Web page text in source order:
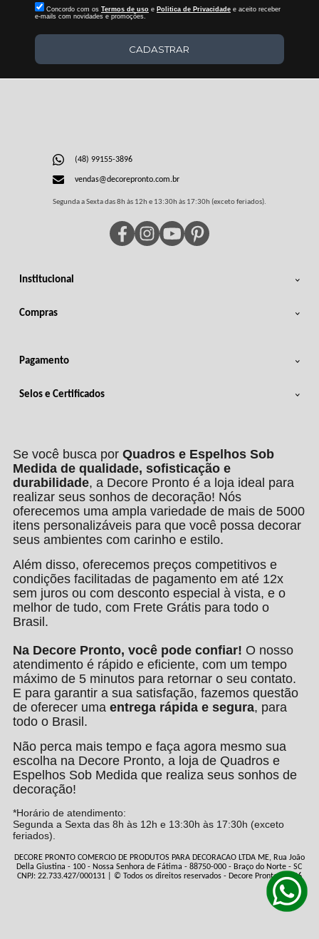
Concordo com os Termos de uso e Politica de Privacidadee aceito receber
e-mails com novidades e promoções.
CADASTRAR
Institucional
Compras
(48) 99155-3896
vendas@decorepronto.com.br
Segunda a Sexta das 8h às 12h e 13:30h às 17:30h (exceto feriados).
Pagamento
Selos e Certificados
Se você busca por Quadros e Espelhos Sob
Medida de qualidade, sofisticação e
durabilidade, a Decore Pronto é a loja ideal para
realizar seus sonhos de decoração! Nós
oferecemos uma ampla variedade de mais de 5000
itens personalizáveis para que você possa decorar
seus ambientes com carinho e estilo.
Além disso, oferecemos preços competitivos e
condições facilitadas de pagamento em até 12x
sem juros ou com desconto especial à vista, e o
melhor de tudo, com Frete Grátis para todo o
Brasil.
Na Decore Pronto, você pode confiar! O nosso
atendimento é rápido e eficiente, com um tempo
máximo de 5 minutos para retornar o seu contato.
E para garantir a sua satisfação, fazemos questão
de oferecer uma entrega rápida e segura, para
todo o Brasil.
Não perca mais tempo e faça agora mesmo sua
escolha na Decore Pronto, a loja de Quadros e
Espelhos Sob Medida que realiza seus sonhos de
decoração!
*Horário de atendimento:
Segunda a Sexta das 8h às 12h e 13:30h às 17:30h (exceto
feriados).
DECORE PRONTO COMERCIO DE PRODUTOS PARA DECORACAO LTDA ME, Rua João
Della Giustina - 100 - Nossa Senhora de Fátima - 88750-000 - Braço do Norte - SC
CNPJ: 22.733.427/000131 | © Todos os direitos reservados - Decore Pronto - 2026